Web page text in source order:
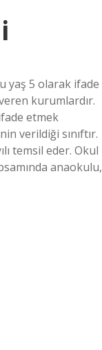
yaş 5 olarak ifade
kurumlardır.
etmek
verildiği sınıftır.
temsil eder. Okul
anaokulu,